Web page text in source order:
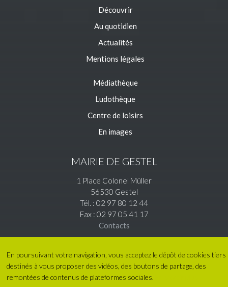
Découvrir
Au quotidien
Actualités
Mentions légales
Médiathèque
Ludothèque
Centre de loisirs
En images
MAIRIE DE GESTEL
1 Place Colonel Müller
56530 Gestel
Tél. : 02 97 80 12 44
Fax : 02 97 05 41 17
Contacts
En poursuivant votre navigation, vous acceptez le dépôt de cookies tiers
destinés à vous proposer des vidéos, des boutons de partage, des
remontées de contenus de plateformes sociales.